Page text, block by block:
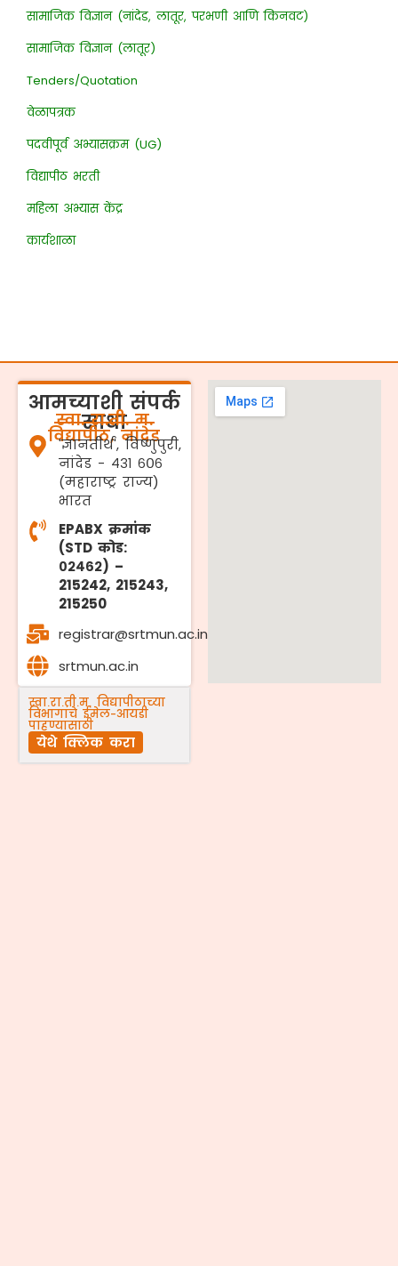
सामाजिक विज्ञान (नांदेड, लातूर, परभणी आणि किनवट)
सामाजिक विज्ञान (लातूर)
Tenders/Quotation
वेळापत्रक
पदवीपूर्व अभ्यासक्रम (UG)
विद्यापीठ भरती
महिला अभ्यास केंद्र
कार्यशाळा
आमच्याशी संपर्क
साधा
स्वा. रा.ती. म.
विद्यापीठ, नांदेड
'ज्ञानतीर्थ', विष्णुपुरी,
नांदेड - ४३१ ६०६
(महाराष्ट्र राज्य)
भारत
EPABX क्रमांक
(STD कोड:
०२४६२) –
215242, 215243,
215250
registrar@srtmun.ac.in
srtmun.ac.in
स्वा.रा.ती.म. विद्यापीठाच्या
विभागांचे ईमेल-आयडी
पाहण्यासाठी
येथे क्लिक करा